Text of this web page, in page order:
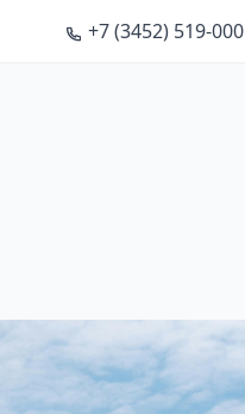
+7 (3452) 519-000